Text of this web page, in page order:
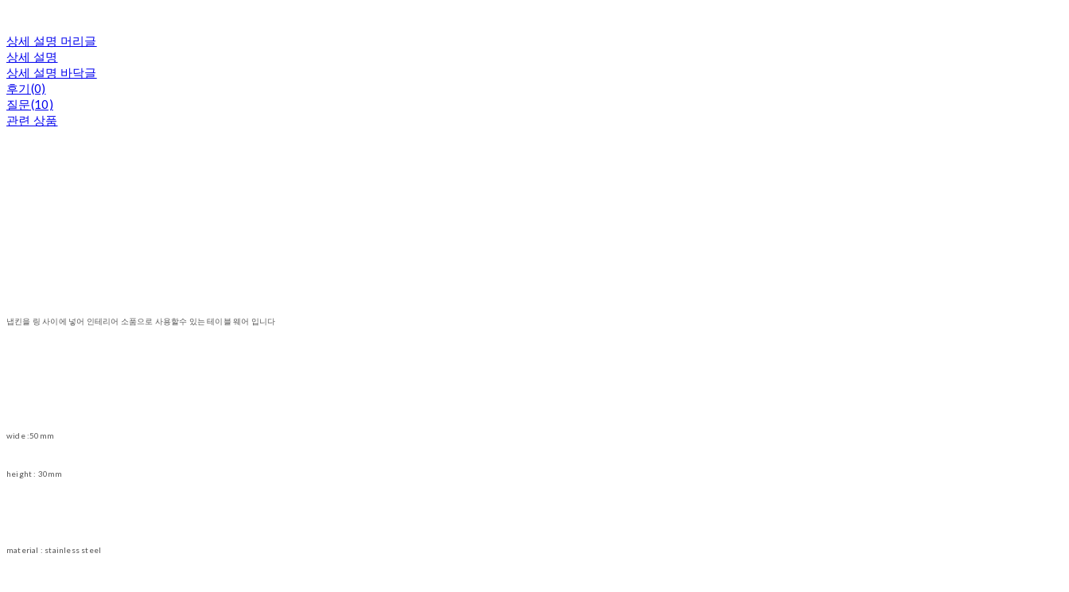
상세 설명 머리글
상세 설명
상세 설명 바닥글
후기(0)
질문(10)
관련 상품
냅킨을 링 사이에 넣어 인테리어 소품으로 사용할수 있는 테이블 웨어 입니다
wide :50mm
height : 30mm
material : stainless steel